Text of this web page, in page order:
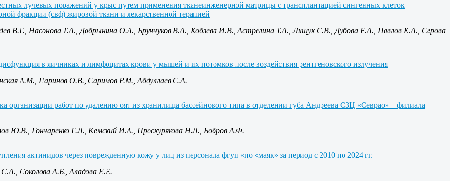
лучевых поражений у крыс путем применения тканеинженерной матрицы с трансплантацией сингенных клеток
фракции (свф) жировой ткани и лекарственной терапией
В.Г., Насонова Т.А., Добрынина О.А., Брунчуков В.А., Кобзева И.В., Астрелина Т.А., Лищук С.В., Дубова Е.А., Павлов К.А., Серова
в яичниках и лимфоцитах крови у мышей и их потомков после воздействия рентгеновского излучения
А.М., Паринов О.В., Саримов Р.М., Абдуллаев С.А.
организации работ по удалению оят из хранилища бассейнового типа в отделении губа Андреева СЗЦ «Севрао» ‒ филиала
Ю.В., Гончаренко Г.Л., Кемский И.А., Проскурякова Н.Л., Бобров А.Ф.
актинидов через поврежденную кожу у лиц из персонала фгуп «по «маяк» за период с 2010 по 2024 гг.
Соколова А.Б., Аладова Е.Е.